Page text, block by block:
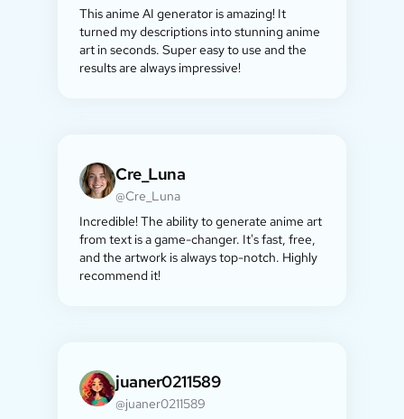
This anime AI generator is amazing! It
turned my descriptions into stunning anime
art in seconds. Super easy to use and the
results are always impressive!
Cre_Luna
@Cre_Luna
Incredible! The ability to generate anime art
from text is a game-changer. It's fast, free,
and the artwork is always top-notch. Highly
recommend it!
juaner0211589
@juaner0211589